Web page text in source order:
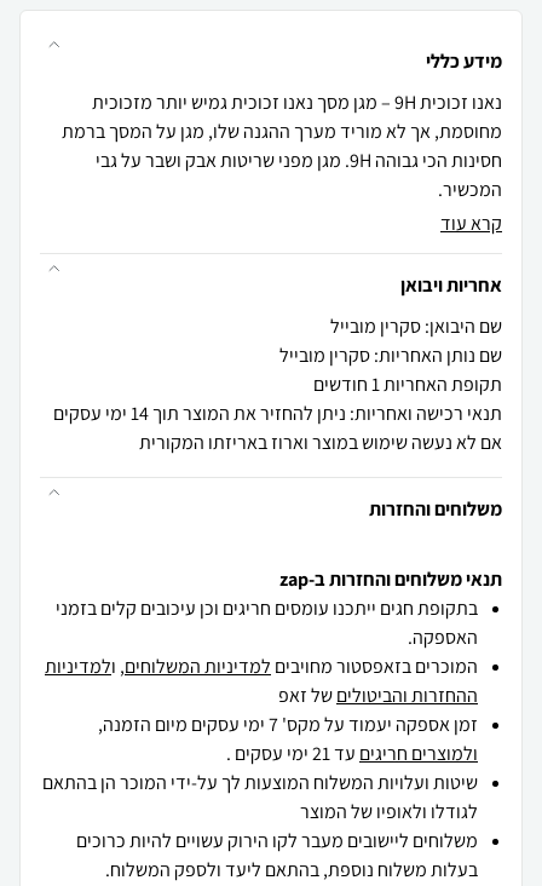
מידע כללי
נאנו זכוכית 9H – מגן מסך נאנו זכוכית גמיש יותר מזכוכית
מחוסמת, אך לא מוריד מערך ההגנה שלו, מגן על המסך ברמת
חסינות הכי גבוהה 9H. מגן מפני שריטות אבק ושבר על גבי
המכשיר.
קרא עוד
אחריות ויבואן
שם היבואן: סקרין מובייל
שם נותן האחריות: סקרין מובייל
תקופת האחריות 1 חודשים
תנאי רכישה ואחריות: ניתן להחזיר את המוצר תוך 14 ימי עסקים
אם לא נעשה שימוש במוצר וארוז באריזתו המקורית
משלוחים והחזרות
תנאי משלוחים והחזרות ב-zap
בתקופת חגים ייתכנו עומסים חריגים וכן עיכובים קלים בזמני
האספקה.
המוכרים בזאפסטור מחויבים למדיניות המשלוחים, ולמדיניות
ההחזרות והביטוליםשל זאפ
זמן אספקה יעמוד על מקס' 7 ימי עסקים מיום הזמנה,
ולמוצרים חריגים עד 21 ימי עסקים .
שיטות ועלויות המשלוח המוצעות לך על-ידי המוכר הן בהתאם
לגודלו ולאופיו של המוצר
משלוחים ליישובים מעבר לקו הירוק עשויים להיות כרוכים
בעלות משלוח נוספת, בהתאם ליעד ולספק המשלוח.